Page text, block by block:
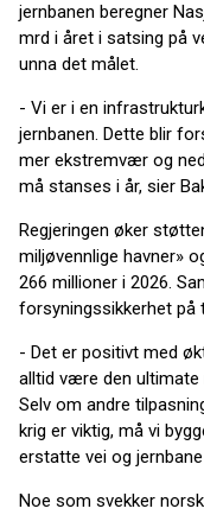
jernbanen beregner
mrd i året i satsing på
unna det målet.
- Vi er i en
jernbanen. Dette blir
mer ekstremvær og
må stanses i år, sier
Regjeringen øker
miljøvennlige havner»
266 millioner i 2026.
forsyningssikkerhet på
- Det er positivt med
alltid være den
Selv om andre
krig er viktig, må vi
erstatte vei og
Noe som svekker